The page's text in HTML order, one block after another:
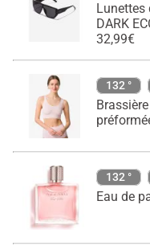
Lunettes
DARK
32,99€
132 °
132 °
Eau de